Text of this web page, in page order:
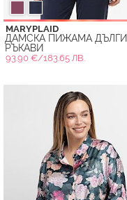
MARYPLAID
ДАМСКА ПИЖАМА ДЪЛГИ
РЪКАВИ
93.90 €/183.65 ЛВ.